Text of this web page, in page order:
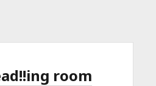
room